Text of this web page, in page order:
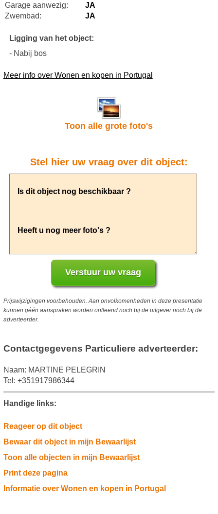
Garage aanwezig:
JA
Zwembad:
JA
Ligging van het object:
- Nabij bos
Meer info over Wonen en kopen in Portugal
Toon alle grote foto's
Stel hier uw vraag over dit object:
Prijswijzigingen voorbehouden. Aan onvolkomenheden in deze presentatie
kunnen géén aanspraken worden ontleend noch bij de uitgever noch bij de
adverteerder.
Contactgegevens Particuliere adverteerder:
Naam: MARTINE PELEGRIN
Tel: +351917986344
Handige links:
Reageer op dit object
Bewaar dit object in mijn Bewaarlijst
Toon alle objecten in mijn Bewaarlijst
Print deze pagina
Informatie over Wonen en kopen in Portugal